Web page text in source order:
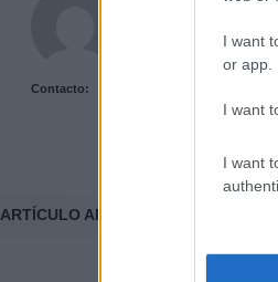
I want
or app.
I want
I want
Contacto:
ARTÍCULO ANTERIOR